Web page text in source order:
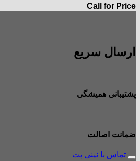
Call for Price
ارسال سریع
پشتیبانی همیشگی
ضمانت اصالت
تماس با نینی پت